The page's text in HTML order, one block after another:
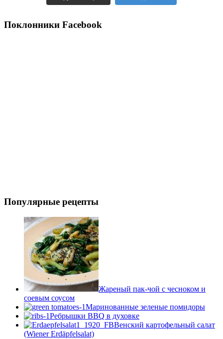
Поклонники Facebook
Популярные рецепты
Жареный пак-чой с чесноком и
соевым соусом
Маринованные зеленые помидоры
Ребрышки BBQ в духовке
Венский картофельный салат
(Wiener Erdäpfelsalat)